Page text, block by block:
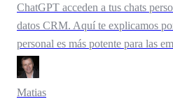
ChatGPT acceden a tus chats
datos CRM. Aquí te explicamos
personal es más potente para las
Matias